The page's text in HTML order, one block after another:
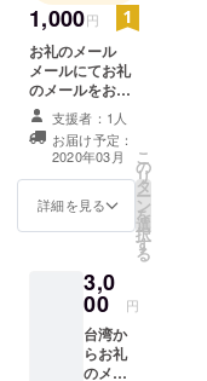
1,000円
お礼のメール
メールにてお礼
のメールをお送
り致します。
支援者：1人
お届け予定：
2020年03月
詳細を見る
こ
の
リ
タ
ー
ン
を
選
択
す
る
3,0
00 円
台湾か
らお礼
のメッ